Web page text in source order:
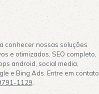
conhecer nossas soluções
e otimizados, SEO completo,
android, social media,
e Bing Ads. Entre em contato
1129.